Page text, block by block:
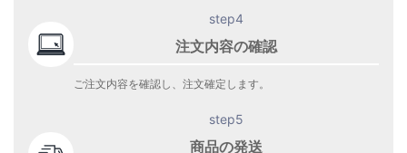
step4
注文内容の確認
ご注文内容を確認し、注文確定します。
step5
商品の発送